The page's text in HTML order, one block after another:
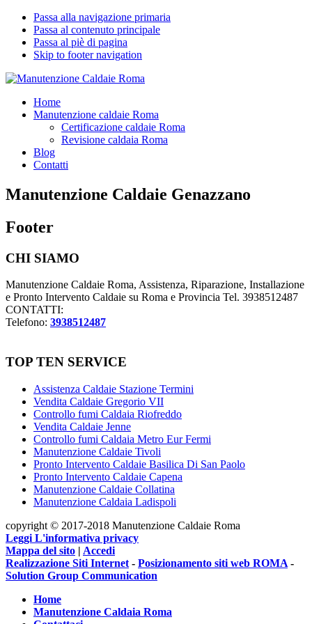
Passa alla navigazione primaria
Passa al contenuto principale
Passa al piè di pagina
Skip to footer navigation
Manutenzione Caldaie Roma
Pronto Intervento Caldaie Roma
Home
Manutenzione caldaie Roma
Certificazione caldaie Roma
Revisione caldaia Roma
Blog
Contatti
Manutenzione Caldaie Genazzano
Footer
CHI SIAMO
Manutenzione Caldaie Roma, Assistenza, Riparazione, Installazione
e Pronto Intervento Caldaie su Roma e Provincia Tel. 3938512487
CONTATTI:
Telefono: 3938512487
TOP TEN SERVICE
Assistenza Caldaie Stazione Termini
Vendita Caldaie Gregorio VII
Controllo fumi Caldaia Riofreddo
Vendita Caldaie Jenne
Controllo fumi Caldaia Metro Eur Fermi
Manutenzione Caldaie Tivoli
Pronto Intervento Caldaie Basilica Di San Paolo
Pronto Intervento Caldaie Capena
Manutenzione Caldaie Collatina
Manutenzione Caldaia Ladispoli
copyright © 2017-2018 Manutenzione Caldaie Roma
Leggi L'informativa privacy
Mappa del sito | Accedi
Realizzazione Siti Internet - Posizionamento siti web ROMA -
Solution Group Communication
Home
Manutenzione Caldaia Roma